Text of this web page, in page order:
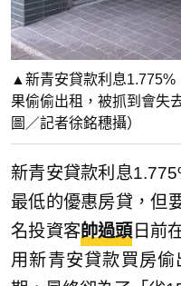
▲新青安貸款利息1.775%
果偷偷出租，被抓到會失
圖／記者徐銘穗攝）
新青安貸款利息
最低的優惠房貸，但
名投資客帥過頭 日前
用新青安貸款買房